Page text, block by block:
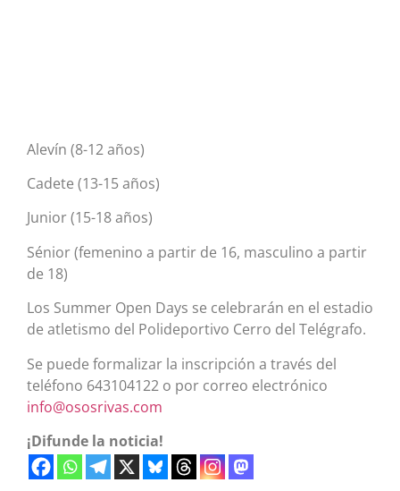
Alevín (8-12 años)
Cadete (13-15 años)
Junior (15-18 años)
Sénior (femenino a partir de 16, masculino a partir
de 18)
Los Summer Open Days se celebrarán en el estadio
de atletismo del Polideportivo Cerro del Telégrafo.
Se puede formalizar la inscripción a través del
teléfono 643104122 o por correo electrónico
info@ososrivas.com
¡Difunde la noticia!